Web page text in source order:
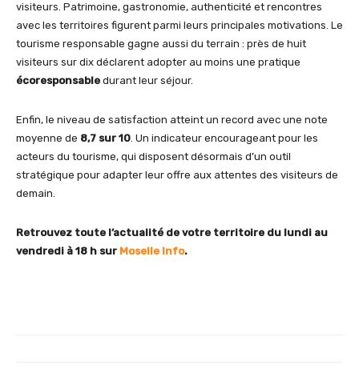
visiteurs. Patrimoine, gastronomie, authenticité et rencontres
avec les territoires figurent parmi leurs principales motivations. Le
tourisme responsable gagne aussi du terrain : près de huit
visiteurs sur dix déclarent adopter au moins une pratique
écoresponsable durant leur séjour.
Enfin, le niveau de satisfaction atteint un record avec une note
moyenne de 8,7 sur 10. Un indicateur encourageant pour les
acteurs du tourisme, qui disposent désormais d’un outil
stratégique pour adapter leur offre aux attentes des visiteurs de
demain.
Retrouvez toute l’actualité de votre territoire du lundi au
vendredi à 18 h sur Moselle Info.